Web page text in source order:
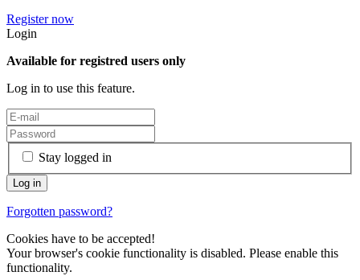
Register now
Login
Available for registred users only
Log in to use this feature.
Stay logged in
Forgotten password?
Cookies have to be accepted!
Your browser's cookie functionality is disabled. Please enable this
functionality.